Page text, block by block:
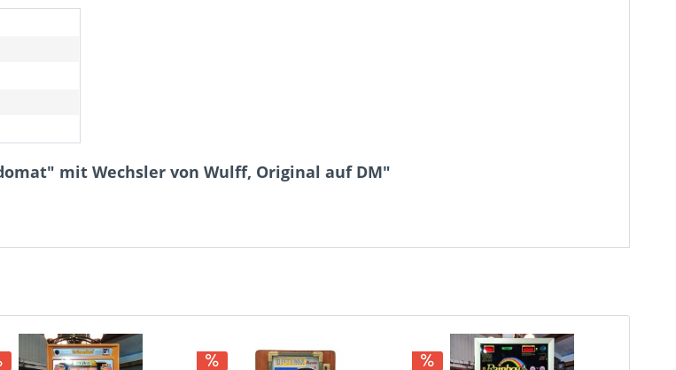
mit Wechsler von Wulff, Original auf DM"